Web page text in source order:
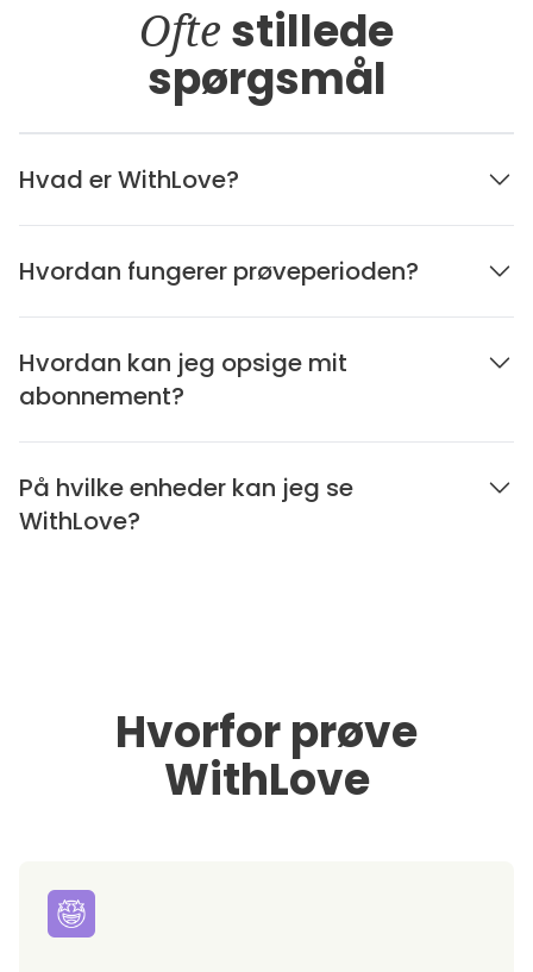
Ofte stillede
spørgsmål
Hvad er WithLove?
Hvordan fungerer prøveperioden?
Hvordan kan jeg opsige mit
abonnement?
På hvilke enheder kan jeg se
WithLove?
Hvorfor prøve
WithLove